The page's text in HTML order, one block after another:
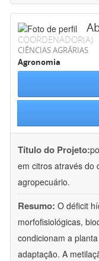
COORDENADOR(A)
CIÊNCIAS AGRÁRIAS
Agronomia
Título do Projeto:
em citros através do
agropecuário.
Resumo: O déficit
morfofisiológicas,
condicionam a
adaptação. A